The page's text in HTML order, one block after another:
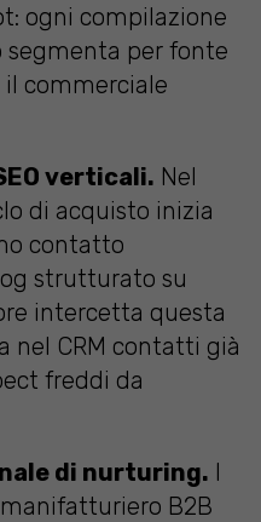
ogni compilazione
per fonte
il commerciale
verticali. Nel
di acquisto inizia
contatto
strutturato su
intercetta questa
nel CRM contatti già
freddi da
di nurturing. I
B2B